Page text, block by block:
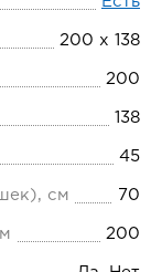
200 х 138
200
138
45
см 70
200